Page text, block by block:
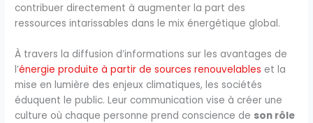
contribuer directement à augmenter la part des
ressources intarissables dans le mix énergétique global.
À travers la diffusion d’informations sur les avantages de
l’énergie produite à partir de sources renouvelables et la
mise en lumière des enjeux climatiques, les sociétés
éduquent le public. Leur communication vise à créer une
culture où chaque personne prend conscience de son rôle